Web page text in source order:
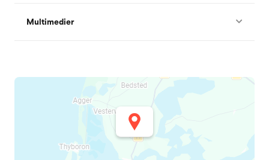
Multimedier